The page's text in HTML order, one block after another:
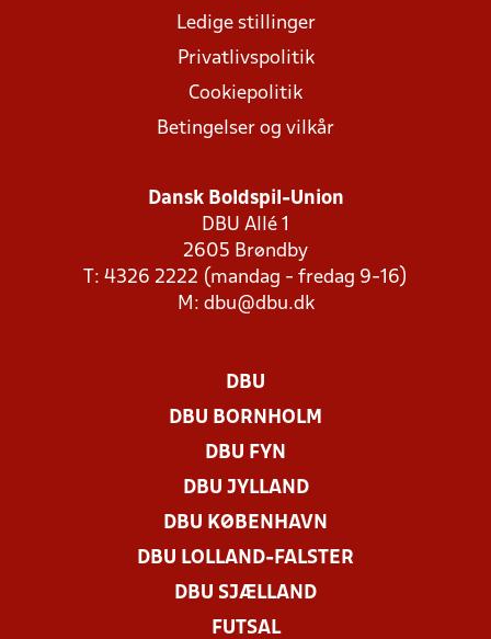
Ledige stillinger
Privatlivspolitik
Cookiepolitik
Betingelser og vilkår
Dansk Boldspil-Union
DBU Allé 1
2605 Brøndby
T: 4326 2222 (mandag - fredag 9-16)
M: dbu@dbu.dk
DBU
DBU BORNHOLM
DBU FYN
DBU JYLLAND
DBU KØBENHAVN
DBU LOLLAND-FALSTER
DBU SJÆLLAND
FUTSAL